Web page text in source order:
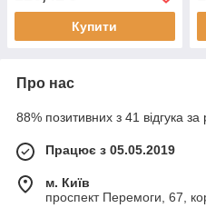
Купити
Про нас
88% позитивних з 41 відгука за
Працює з 05.05.2019
м. Київ
проспект Перемоги, 67,